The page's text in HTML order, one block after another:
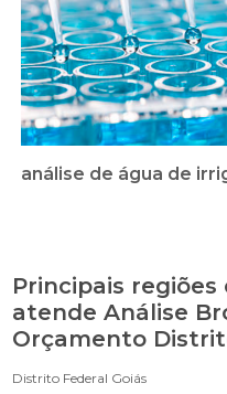
análise de água de
Principais regiões
atende Análise
Orçamento
Distrito Federal Goiás